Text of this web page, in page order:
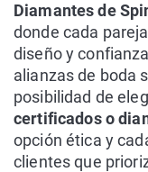
Diamantes de
donde cada
diseño y
alianzas de boda
posibilidad de
certificados o
opción ética y
clientes que